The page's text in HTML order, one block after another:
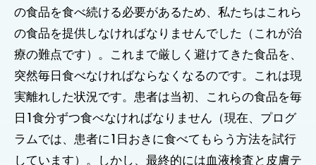
の食品を食べ続ける必要があるため、私たちはこれら
の食品を提供しなければなりませんでした（これが治
療の難点です）。これまで厳しく避けてきた食品を、
突然毎日食べなければならなくなるのです。これは現
実離れした状況です。患者は当初、これらの食品を毎
日1食分ずつ食べなければなりません（現在、プログ
ラムでは、患者に1日おきに食べてもらう方法を試行
しています）。しかし、最終的には血液検査と皮膚テ